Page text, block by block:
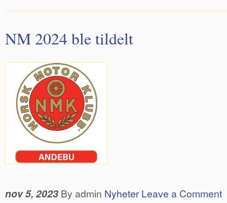
NM 2024 ble tildelt
nov 5, 2023 By admin Nyheter Leave a Comment